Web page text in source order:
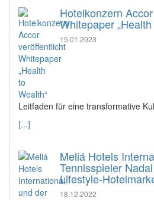
Hotelkonzern
Whitepaper
15.01.2023
Leitfaden für eine transformative
[...]
Meliá Hotels
Tennisspieler
Lifestyle-
18.12.2022